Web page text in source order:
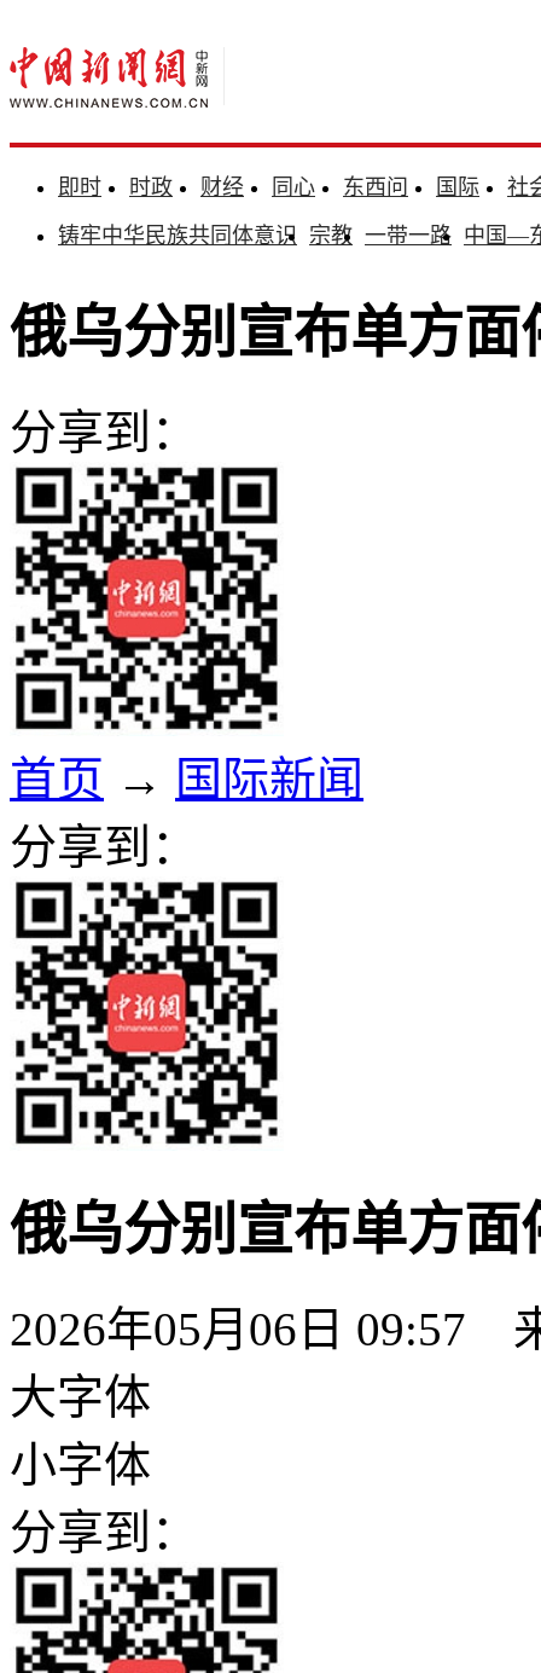
即时 时政 财经 同心 东西问 国际
社
铸牢中华民族共同体意识 宗教 一带一路 中国—
俄乌分别宣布单方
分享到：
首页 → 国际新闻
分享到：
俄乌分别宣布单方
2026年05月06日 09:57
大字体
小字体
分享到：